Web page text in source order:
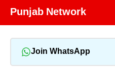
Skip
Punjab Network
Join WhatsApp